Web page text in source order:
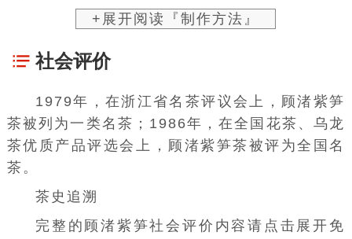
+展开阅读『制作方法』
社会评价
1979年，在浙江省名茶评议会上，顾渚紫笋
茶被列为一类名茶；1986年，在全国 花茶 、 乌龙
茶优质产品评选会上，顾渚紫笋茶被评为全国名
茶。
茶史追溯
完整的顾渚紫笋社会评价内容请点击展开免